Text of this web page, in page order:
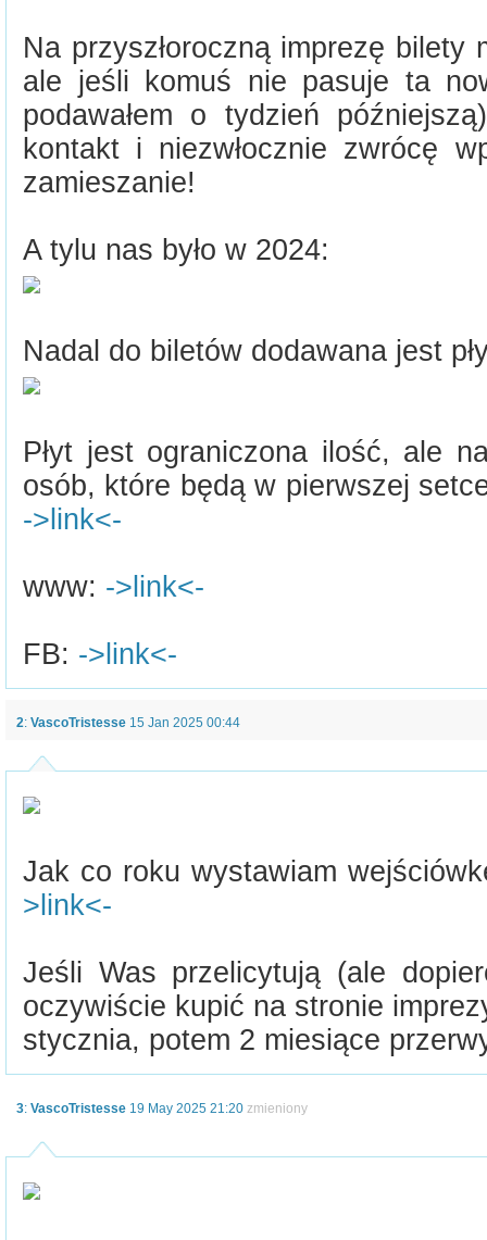
Na przyszłoroczną imprezę bilety
ale jeśli komuś nie pasuje ta
podawałem o tydzień
kontakt i niezwłocznie zwrócę
zamieszanie!
A tylu nas było w 2024:
Nadal do biletów dodawana jest
Płyt jest ograniczona ilość, ale
osób, które będą w pierwszej
->link<-
www: ->link<-
FB: ->link<-
2: VascoTristesse 15 Jan 2025 00:44
Jak co roku wystawiam
>link<-
Jeśli Was przelicytują (ale
oczywiście kupić na stronie
stycznia, potem 2 miesiące
3: VascoTristesse 19 May 2025 21:20 zmieniony